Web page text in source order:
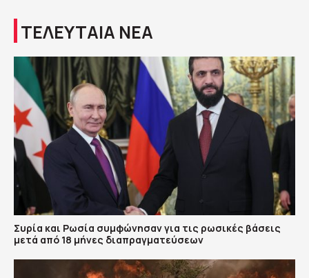
ΤΕΛΕΥΤΑΙΑ ΝΕΑ
Συρία και Ρωσία συμφώνησαν για τις ρωσικές βάσεις
μετά από 18 μήνες διαπραγματεύσεων